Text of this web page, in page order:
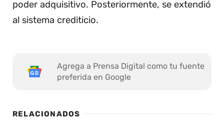
poder adquisitivo. Posteriormente, se extendió
al sistema crediticio.
Agrega a Prensa Digital como tu fuente
preferida en Google
RELACIONADOS